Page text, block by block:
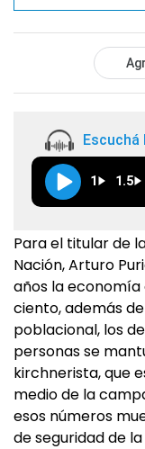
1 1.5
Para el titular de
Nación, Arturo
años la economía
ciento, además
poblacional, los
personas se
kirchnerista, que
medio de la
esos números
de seguridad de